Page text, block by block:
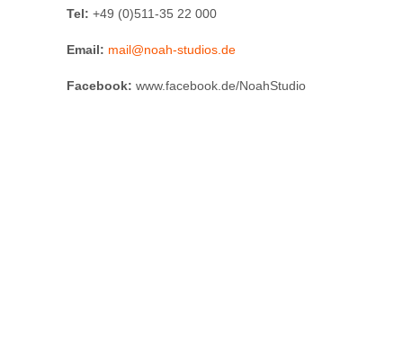
Tel: +49 (0)511-35 22 000
Email: mail@noah-studios.de
Facebook: www.facebook.de/NoahStudio